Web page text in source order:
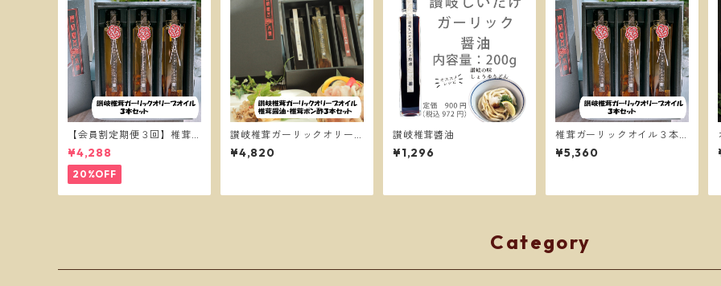
【会員割定期便３回】椎茸
ガーリックオイル３本セッ
ト
¥4,288
20%OFF
讃岐椎茸ガーリックオリー
ブオイル・椎茸醤油・椎茸
ポン酢・３本セット
¥4,820
讃岐椎茸醬油
¥1,296
椎茸ガーリックオイル３本
セット
¥5,360
Category